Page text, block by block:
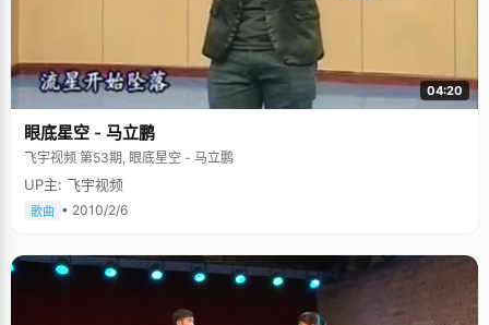
04:20
眼底星空 - 马立鹏
飞宇视频 第53期, 眼底星空 - 马立鹏
UP主: 飞宇视频
歌曲 • 2010/2/6